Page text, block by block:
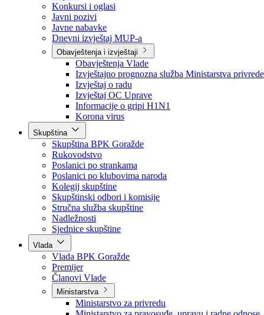
Sve vijesti
Izdvojeno
Najave
Konkursi i oglasi
Javni pozivi
Javne nabavke
Dnevni izvještaj MUP-a
Obavještenja i izvještaji
Obavještenja Vlade
Izvještajno prognozna služba Ministarstva privrede
Izvještaj o radu
Izvještaj OC Uprave
Informacije o gripi H1N1
Korona virus
Skupština
Skupština BPK Goražde
Rukovodstvo
Poslanici po strankama
Poslanici po klubovima naroda
Kolegij skupštine
Skupštinski odbori i komisije
Stručna služba skupštine
Nadležnosti
Sjednice skupštine
Vlada
Vlada BPK Goražde
Premijer
Članovi Vlade